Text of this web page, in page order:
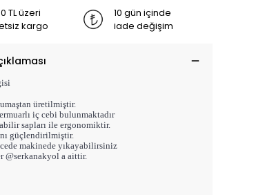
TL üzeri
kargo
10 gün içinde
iade değişim
üretilmiştir.
iç cebi bulunmaktadır
sapları ile ergonomiktir.
güçlendirilmiştir.
makinede yıkayabilirsiniz
@serkanakyol a aittir.